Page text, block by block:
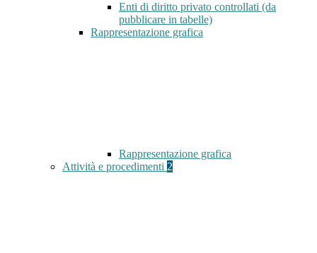
Enti di diritto privato controllati (da
pubblicare in tabelle)
Rappresentazione grafica
Rappresentazione grafica
Attività e procedimenti 2